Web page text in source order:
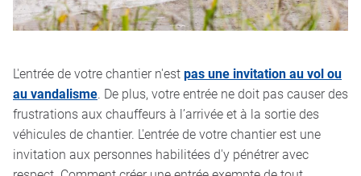
L'entrée de votre chantier n'estpas une invitation au vol ou
au vandalisme. De plus, votre entrée ne doit pas causer des
frustrations aux chauffeurs à l’arrivée et à la sortie des
véhicules de chantier. L'entrée de votre chantier est une
invitation aux personnes habilitées d'y pénétrer avec